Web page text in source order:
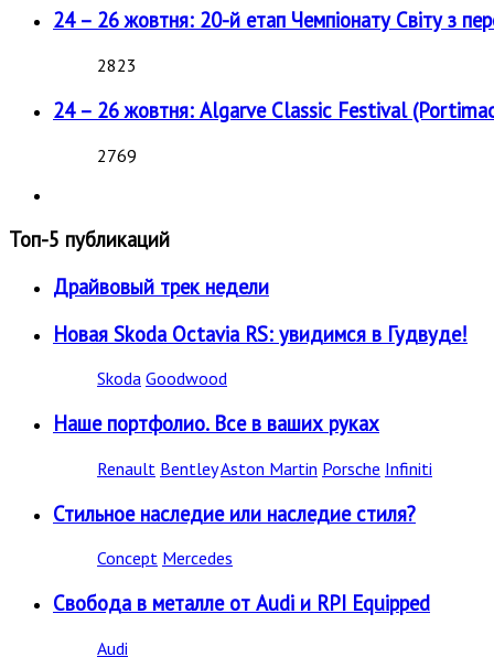
24 – 26 жовтня: 20-й етап Чемпіонату Світу з
2823
24 – 26 жовтня: Algarve Classic Festival
2769
Топ-5 публикаций
Драйвовый трек недели
Новая Skoda Octavia RS: увидимся в Гудвуде!
Skoda Goodwood
Наше портфолио. Все в ваших руках
Renault BentleyAston Martin Porsche Infiniti
Стильное наследие или наследие стиля?
Concept Mercedes
Свобода в металле от Audi и RPI Equipped
Audi